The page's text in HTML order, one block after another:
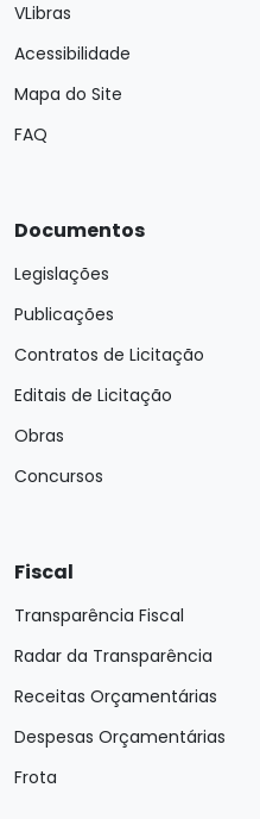
VLibras
Acessibilidade
Mapa do Site
FAQ
Documentos
Legislações
Publicações
Contratos de Licitação
Editais de Licitação
Obras
Concursos
Fiscal
Transparência Fiscal
Radar da Transparência
Receitas Orçamentárias
Despesas Orçamentárias
Frota